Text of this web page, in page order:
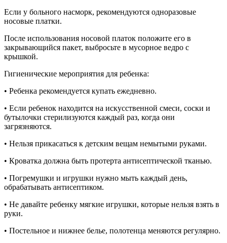
Если у больного насморк, рекомендуются одноразовые
носовые платки.
После использования носовой платок положите его в
закрывающийся пакет, выбросьте в мусорное ведро с
крышкой.
Гигиенические мероприятия для ребенка:
• Ребенка рекомендуется купать ежедневно.
• Если ребенок находится на искусственной смеси, соски и
бутылочки стерилизуются каждый раз, когда они
загрязняются.
• Нельзя прикасаться к детским вещам немытыми руками.
• Кроватка должна быть протерта антисептической тканью.
• Погремушки и игрушки нужно мыть каждый день,
обрабатывать антисептиком.
• Не давайте ребенку мягкие игрушки, которые нельзя взять в
руки.
• Постельное и нижнее белье, полотенца меняются регулярно.